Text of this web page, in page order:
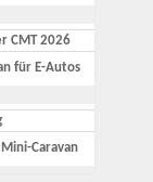
für E-Autos
Caravan